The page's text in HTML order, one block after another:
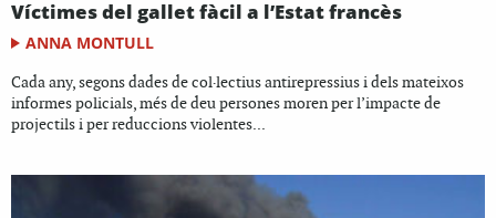
Víctimes del gallet fàcil a l’Estat francès
ANNA MONTULL
Cada any, segons dades de col·lectius antirepressius i dels mateixos
informes policials, més de deu persones moren per l’impacte de
projectils i per reduccions violentes...